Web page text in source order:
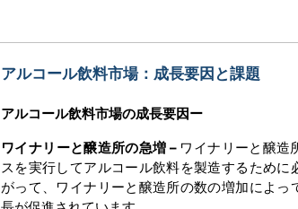
アルコール飲料市場：成長要因と課題
アルコール飲料市場の成長要因ー
ワイナリーと醸造所の急増 – ワイナリーと醸造
スを実行してアルコール飲料を製造するために
がって、ワイナリーと醸造所の数の増加によっ